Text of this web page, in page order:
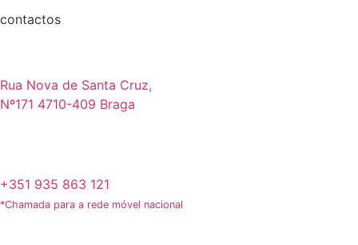
contactos
Rua Nova de Santa Cruz,
Nº171 4710-409 Braga
+351 935 863 121
*Chamada para a rede móvel nacional